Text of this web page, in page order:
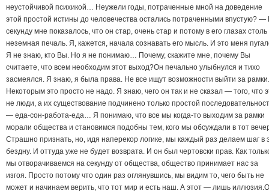
неустойчивой психикой… Неужели годы, потраченные мной на доведение
этой простой истины до человечества остались потраченными впустую? —
секунду мне показалось, что он стар, очень стар и потому в его глазах столь
неземная печаль. Я, кажется, начала сознавать его мысль. И это меня
Я не знаю, кто Вы. Но я не понимаю… Почему, скажите мне, почему Вы
считаете, что всем необходим этот выход?Он печально улыбнулся и тихо
засмеялся. Я знаю, я была права. Не все ищут возможности выйти за рамки.
Некоторым это просто не надо. Я знаю, чего он так и не сказал — того, что
не люди, а их существование подчинено только простой
— еда-сон-работа-еда… Я понимаю, что все мы когда-то выходим за рамки
морали общества и становимся подобны тем, кого мы обсуждали в тот
Страшно признать, но, идя наперекор логике, мы каждый раз делаем шаг в
бездну. И оттуда уже не будет возврата. И он был чертовски прав. Как
мы отворачиваемся на секунду от общества, общество принимает нас за
изгоя. Просто потому что один раз оглянувшись, мы видим то, чего быть не
может и начинаем верить, что тот мир и есть наш. А этот — лишь